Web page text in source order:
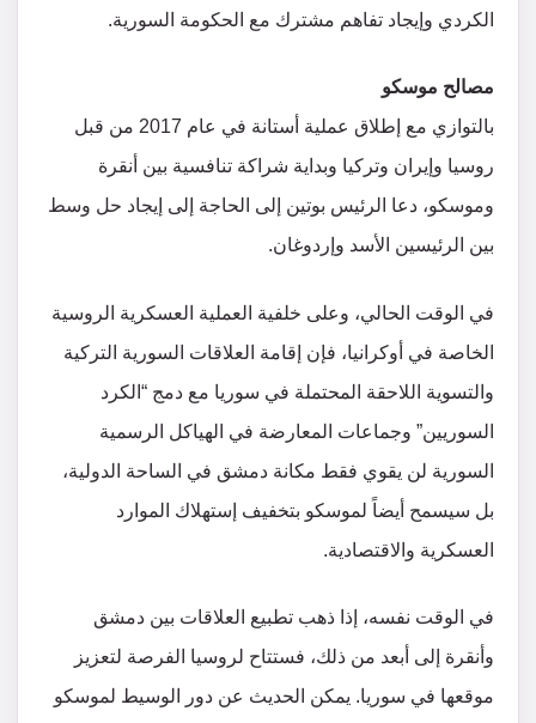
الكردي وإيجاد تفاهم مشترك مع الحكومة السورية.
مصالح موسكو
بالتوازي مع إطلاق عملية أستانة في عام 2017 من قبل
روسيا وإيران وتركيا وبداية شراكة تنافسية بين أنقرة
وموسكو، دعا الرئيس بوتين إلى الحاجة إلى إيجاد حل وسط
بين الرئيسين الأسد وإردوغان.
في الوقت الحالي، وعلى خلفية العملية العسكرية الروسية
الخاصة في أوكرانيا، فإن إقامة العلاقات السورية التركية
والتسوية اللاحقة المحتملة في سوريا مع دمج “الكرد
السوريين” وجماعات المعارضة في الهياكل الرسمية
السورية لن يقوي فقط مكانة دمشق في الساحة الدولية،
بل سيسمح أيضاً لموسكو بتخفيف إستهلاك الموارد
العسكرية والاقتصادية.
في الوقت نفسه، إذا ذهب تطبيع العلاقات بين دمشق
وأنقرة إلى أبعد من ذلك، فستتاح لروسيا الفرصة لتعزيز
موقعها في سوريا. يمكن الحديث عن دور الوسيط لموسكو